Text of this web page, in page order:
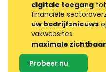
digitale toegang
financiële
uw bedrijfsnieuws
vakwebsites
maximale
Probeer nu